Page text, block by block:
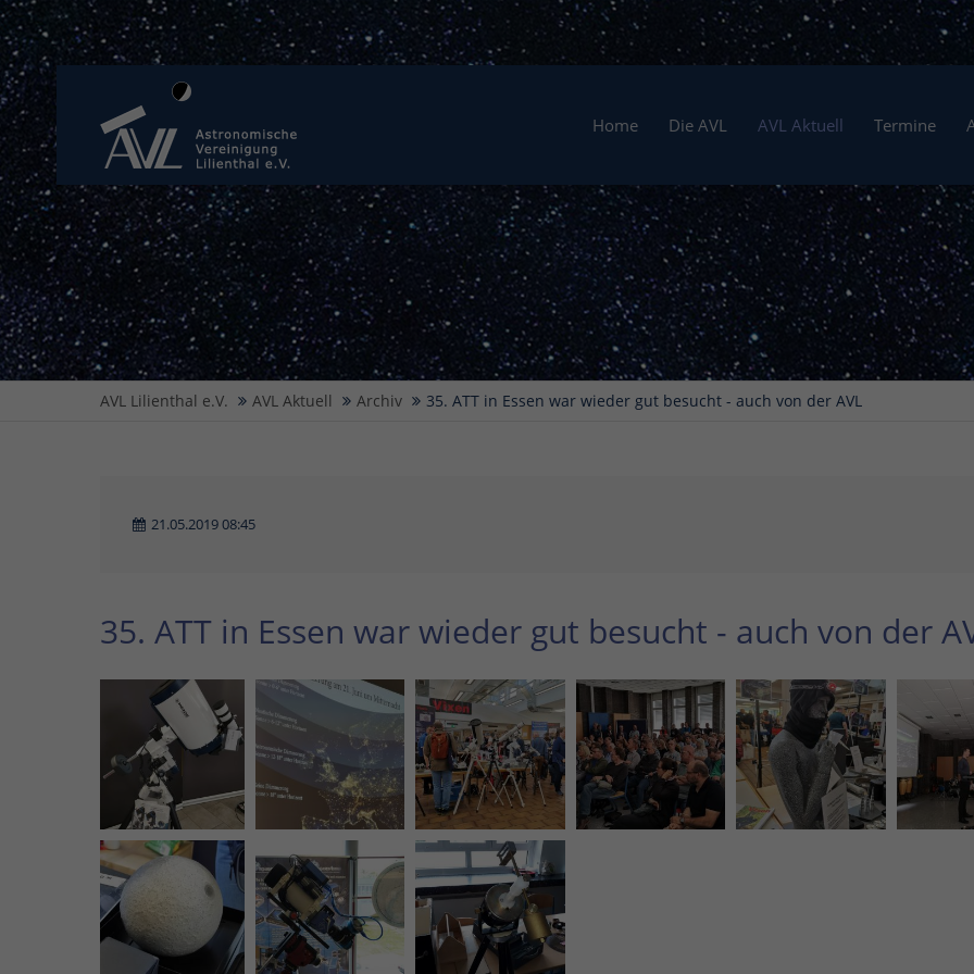
Home Die AVL AVL Aktuell Termine
AVL Lilienthal e.V. AVL Aktuell Archiv 35. ATT in Essen war wieder gut besucht - auch von der AVL
21.05.2019 08:45
35. ATT in Essen war wieder gut besucht - auch von der